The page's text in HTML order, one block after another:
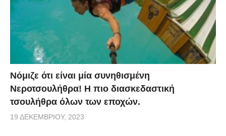
Νόμιζε ότι είναι μία συνηθισμένη
Νεροτσουλήθρα! Η πιο διασκεδαστική
τσουλήθρα όλων των εποχών.
19 ΔΕΚΕΜΒΡΊΟΥ, 2023